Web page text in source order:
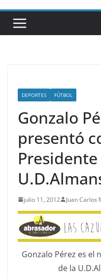
DEPORTES FÚTBOL
Gonzalo
presentó
julio 11, 2012 Juan Carlos
Gonzalo Pérez es el
de la